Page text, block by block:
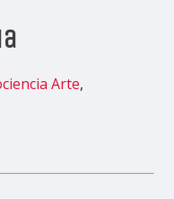
Arte,